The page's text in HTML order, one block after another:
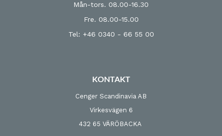
Mån-tors. 08.00-16.30
Fre. 08.00-15.00
Tel: +46 0340 - 66 55 00
KONTAKT
Cenger Scandinavia AB
Virkesvägen 6
432 65 VÄRÖBACKA